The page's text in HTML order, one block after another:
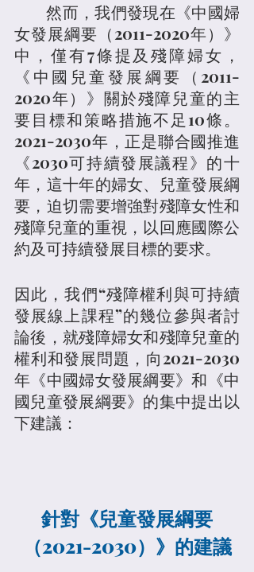
	然而，我們發現在《中國婦
女發展綱要（2011-2020年）》
中，僅有7條提及殘障婦女，
《中國兒童發展綱要（2011-
2020年）》關於殘障兒童的主
要目標和策略措施不足10條。
2021-2030年，正是聯合國推進
《2030可持續發展議程》的十
年，這十年的婦女、兒童發展綱
要，迫切需要增強對殘障女性和
殘障兒童的重視，以回應國際公
約及可持續發展目標的要求。
因此，我們“殘障權利與可持續
發展線上課程”的幾位參與者討
論後，就殘障婦女和殘障兒童的
權利和發展問題，向2021-2030
年《中國婦女發展綱要》和《中
國兒童發展綱要》的集中提出以
下建議：
針對《兒童發展綱要
（2021-2030）》的建議